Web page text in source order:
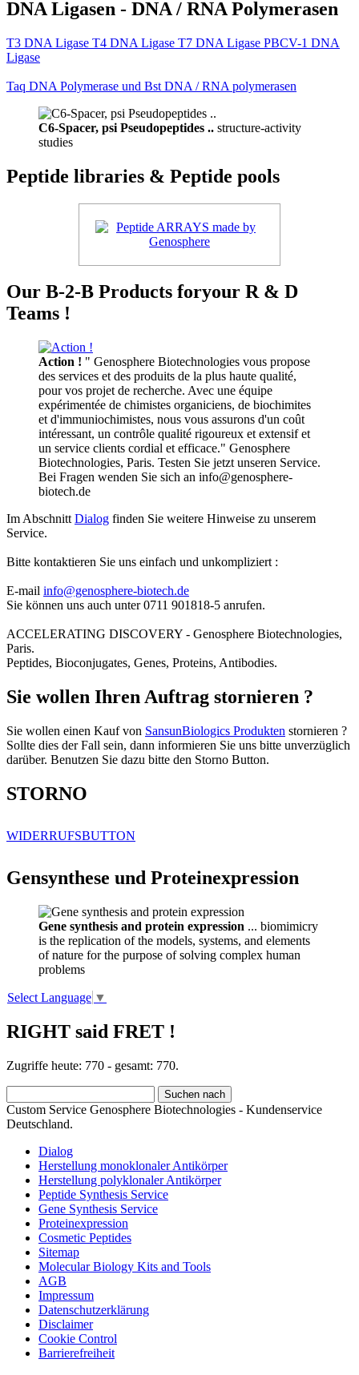
DNA Ligasen - DNA / RNA Polymerasen
T3 DNA Ligase T4 DNA Ligase T7 DNA Ligase PBCV-1 DNA
Ligase
Taq DNA Polymerase und Bst DNA / RNA polymerasen
C6-Spacer, psi Pseudopeptides .. structure-activity
studies
Peptide libraries & Peptide pools
Our B-2-B Products foryour R & D
Teams !
Action ! " Genosphere Biotechnologies vous propose
des services et des produits de la plus haute qualité,
pour vos projet de recherche. Avec une équipe
expérimentée de chimistes organiciens, de biochimites
et d'immuniochimistes, nous vous assurons d'un coût
intéressant, un contrôle qualité rigoureux et extensif et
un service clients cordial et efficace." Genosphere
Biotechnologies, Paris. Testen Sie jetzt unseren Service.
Bei Fragen wenden Sie sich an info@genosphere-
biotech.de
Im Abschnitt Dialog finden Sie weitere Hinweise zu unserem
Service.
Bitte kontaktieren Sie uns einfach und unkompliziert :
E-mail info@genosphere-biotech.de
Sie können uns auch unter 0711 901818-5 anrufen.
ACCELERATING DISCOVERY - Genosphere Biotechnologies,
Paris.
Peptides, Bioconjugates, Genes, Proteins, Antibodies.
Sie wollen Ihren Auftrag stornieren ?
Sie wollen einen Kauf von SansunBiologics Produkten stornieren ?
Sollte dies der Fall sein, dann informieren Sie uns bitte unverzüglich
darüber. Benutzen Sie dazu bitte den Storno Button.
STORNO
WIDERRUFSBUTTON
Gensynthese und Proteinexpression
Gene synthesis and protein expression ... biomimicry
is the replication of the models, systems, and elements
of nature for the purpose of solving complex human
problems
Select Language ▼
RIGHT said FRET !
Zugriffe heute: 770 - gesamt: 770.
Custom Service Genosphere Biotechnologies - Kundenservice
Deutschland.
Dialog
Herstellung monoklonaler Antikörper
Herstellung polyklonaler Antikörper
Peptide Synthesis Service
Gene Synthesis Service
Proteinexpression
Cosmetic Peptides
Sitemap
Molecular Biology Kits and Tools
AGB
Impressum
Datenschutzerklärung
Disclaimer
Cookie Control
Barrierefreiheit